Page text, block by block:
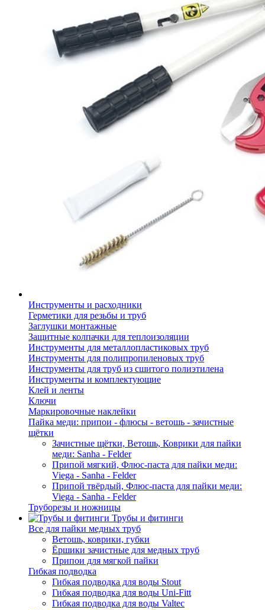
Инструменты и расходники
Герметики для резьбы и труб
Заглушки монтажные
Защитные колпачки для теплоизоляции
Инструменты для металлопластиковых труб
Инструменты для полипропиленовых труб
Инструменты для труб из сшитого полиэтилена
Инструменты и комплектующие
Клей и ленты
Ключи
Маркировочные наклейки
Пайка меди: припои - флюсы - ветошь - зачистные
щётки
Зачистные щётки, Ветошь, Коврики для пайки
меди: Sanha - Felder
Припой мягкий, Флюс-паста для пайки меди:
Viega - Sanha - Felder
Припой твёрдый, Флюс-паста для пайки меди:
Viega - Sanha - Felder
Труборезы и ножницы
Трубы и фитинги
Все для пайки медных труб
Ветошь, коврики, губки
Ёршики зачистные для медных труб
Припои для мягкой пайки
Гибкая подводка
Гибкая подводка для воды Stout
Гибкая подводка для воды Uni-Fitt
Гибкая подводка для воды Valtec